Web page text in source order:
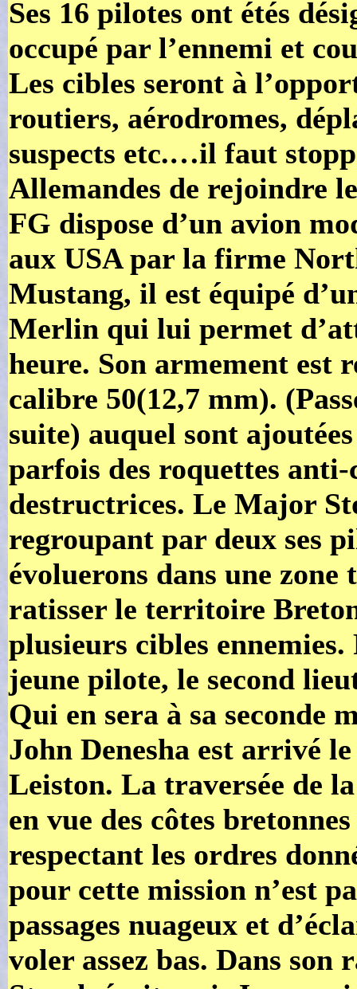
Ses 16 pilotes ont étés
occupé par l’ennemi et
Les cibles seront à
routiers, aérodromes,
suspects etc.…il faut
Allemandes de rejoindre
FG dispose d’un avion
aux USA par la firme
Mustang, il est équipé
Merlin qui lui permet
heure. Son armement est
calibre 50(12,7 mm).
suite) auquel sont
parfois des roquettes
destructrices. Le Major
regroupant par deux ses
évoluerons dans une
ratisser le territoire
plusieurs cibles
jeune pilote, le second
Qui en sera à sa seconde
John Denesha est arrivé
Leiston. La traversée de
en vue des côtes
respectant les ordres
pour cette mission n’est
passages nuageux et
voler assez bas. Dans